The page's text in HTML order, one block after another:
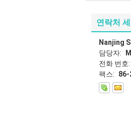
연락처
Nanjing
담당자:
전화 번호:
팩스:
86-